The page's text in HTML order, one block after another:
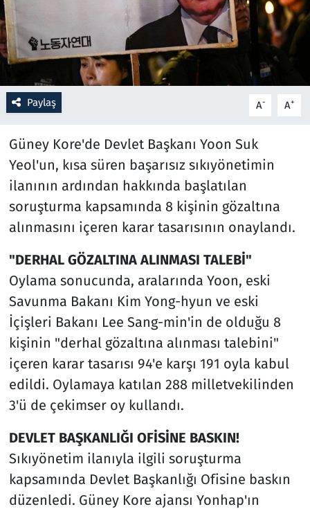
Paylaş A- A+
Güney Kore'de Devlet Başkanı Yoon Suk
Yeol'un, kısa süren başarısız sıkıyönetimin
ilanının ardından hakkında başlatılan
soruşturma kapsamında 8 kişinin gözaltına
alınmasını içeren karar tasarısının onaylandı.
"DERHAL GÖZALTINA ALINMASI TALEBİ"
Oylama sonucunda, aralarında Yoon, eski
Savunma Bakanı Kim Yong-hyun ve eski
İçişleri Bakanı Lee Sang-min'in de olduğu 8
kişinin "derhal gözaltına alınması talebini"
içeren karar tasarısı 94'e karşı 191 oyla kabul
edildi. Oylamaya katılan 288 milletvekilinden
3'ü de çekimser oy kullandı.
DEVLET BAŞKANLIĞI OFİSİNE BASKIN!
Sıkıyönetim ilanıyla ilgili soruşturma
kapsamında Devlet Başkanlığı Ofisine baskın
düzenledi. Güney Kore ajansı Yonhap'ın
Sağlık
Savunma Sanayi
Seçim 2023
Spor
Teknoloji ve Bilim
Televizyon